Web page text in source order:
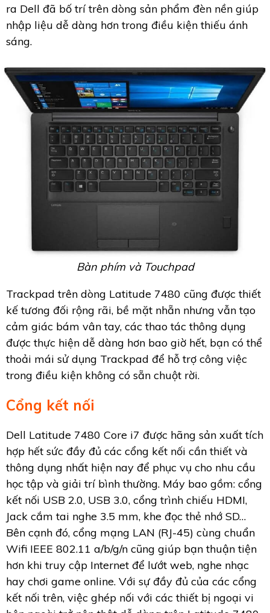
ra Dell đã bố trí trên dòng sản phẩm đèn nền giúp
nhập liệu dễ dàng hơn trong điều kiện thiếu ánh
sáng.
Bàn phím và Touchpad
Trackpad trên dòng Latitude 7480 cũng được thiết
kế tương đối rộng rãi, bề mặt nhẵn nhưng vẫn tạo
cảm giác bám vân tay, các thao tác thông dụng
được thực hiện dễ dàng hơn bao giờ hết, bạn có thể
thoải mái sử dụng Trackpad để hỗ trợ công việc
trong điều kiện không có sẵn chuột rời.
Cổng kết nối
Dell Latitude 7480 Core i7 được hãng sản xuất tích
hợp hết sức đầy đủ các cổng kết nối cần thiết và
thông dụng nhất hiện nay để phục vụ cho nhu cầu
học tập và giải trí bình thường. Máy bao gồm: cổng
kết nối USB 2.0, USB 3.0, cổng trình chiếu HDMI,
Jack cắm tai nghe 3.5 mm, khe đọc thẻ nhớ SD…
Bên cạnh đó, cổng mạng LAN (RJ-45) cùng chuẩn
Wifi IEEE 802.11 a/b/g/n cũng giúp bạn thuận tiện
hơn khi truy cập Internet để lướt web, nghe nhạc
hay chơi game online. Với sự đầy đủ của các cổng
kết nối trên, việc ghép nối với các thiết bị ngoại vi